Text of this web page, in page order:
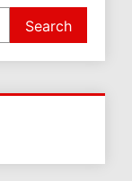
Search